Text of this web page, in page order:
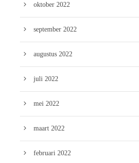
oktober 2022
september 2022
augustus 2022
juli 2022
mei 2022
maart 2022
februari 2022